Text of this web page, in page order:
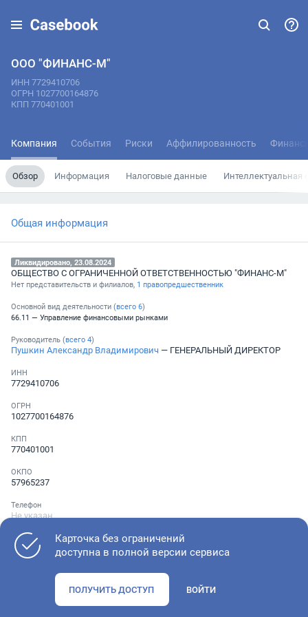
ООО "ФИНАНС-М"
ИНН 7729410706
ОГРН 1027700164876
КПП 770401001
Компания События Риски Аффилированность
Обзор Информация Налоговые данные Интеллектуальная
Общая информация
Ликвидировано, 23.08.2024
ОБЩЕСТВО С ОГРАНИЧЕННОЙ ОТВЕТСТВЕННОСТЬЮ "ФИНАНС-М"
Нет представительств и филиалов, 1 правопредшественник
Основной вид деятельности (всего 6)
66.11 — Управление финансовыми рынками
Руководитель (всего 4)
Пушкин Александр Владимирович — ГЕНЕРАЛЬНЫЙ ДИРЕКТОР
ИНН
7729410706
ОГРН
1027700164876
КПП
770401001
ОКПО
57965237
Телефон
Не указан
Проверьте учредительные документы, адрес регистрации и
Карточка без ограничений
доступна в полной версии сервиса
ПОЛУЧИТЬ ДОСТУП ВОЙТИ